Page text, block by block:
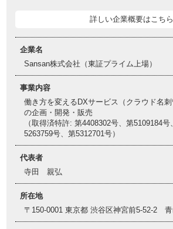
詳しい企業概要はこちら
企業名
Sansan株式会社（東証プライム上場）
事業内容
働き方を変えるDXサービス（クラウド名刺
の企画・開発・販売
（取得済特許: 第4408302号、第5109184
5263759号、第5312701号）
代表者
寺田 親弘
所在地
〒150-0001 東京都 渋谷区神宮前5-52-2